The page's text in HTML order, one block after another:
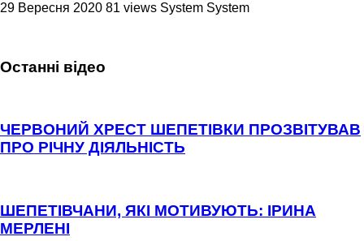
29 Вересня 2020 81 views System System
Останні відео
ЧЕРВОНИЙ ХРЕСТ ШЕПЕТІВКИ ПРОЗВІТУВАВ
ПРО РІЧНУ ДІЯЛЬНІСТЬ
ШЕПЕТІВЧАНИ, ЯКІ МОТИВУЮТЬ: ІРИНА
МЕРЛЕНІ